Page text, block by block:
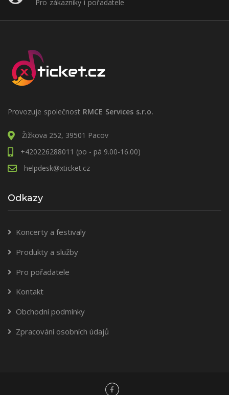
Pro zákazníky i pořadatele
Provozuje společnost RMCE Services s.r.o.
Žižkova 252, 39501 Pacov
+420226288011 (po - pá 9.00-16.00)
helpdesk@xticket.cz
Odkazy
Koncerty a festivaly
Produkty a služby
Pro pořadatele
Kontakt
Obchodní podmínky
Zpracování osobních údajů